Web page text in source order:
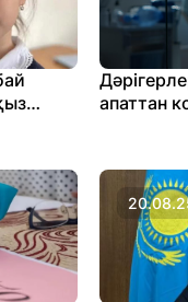
апаттан